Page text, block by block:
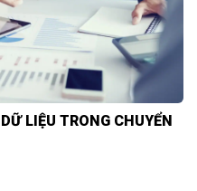
LIỆU TRONG CHUYỂN